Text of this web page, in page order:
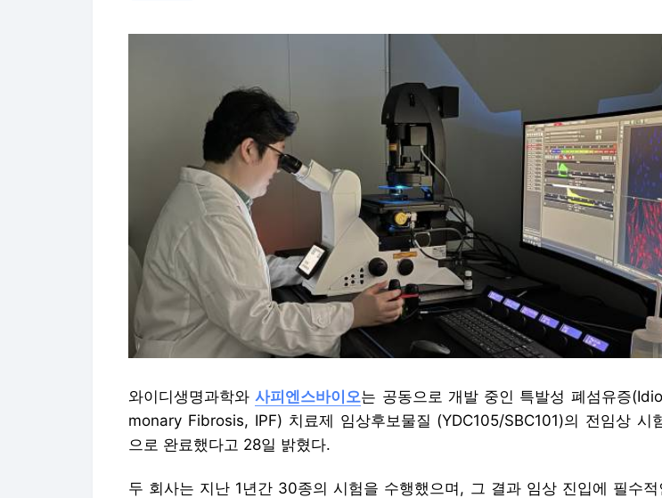
와이디생명과학와사피엔스바이오는 공동으로 개발 중인 특발성 폐섬유증
monary Fibrosis, IPF) 치료제 임상후보물질 (YDC105/SBC101)의 전임상 시
으로 완료했다고 28일 밝혔다.
두 회사는 지난 1년간 30종의 시험을 수행했으며, 그 결과 임상 진입에 필수